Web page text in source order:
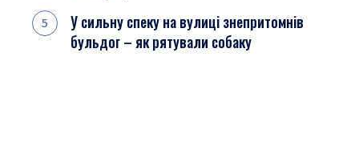
У сильну спеку на вулиці знепритомнів
бульдог – як рятували собаку